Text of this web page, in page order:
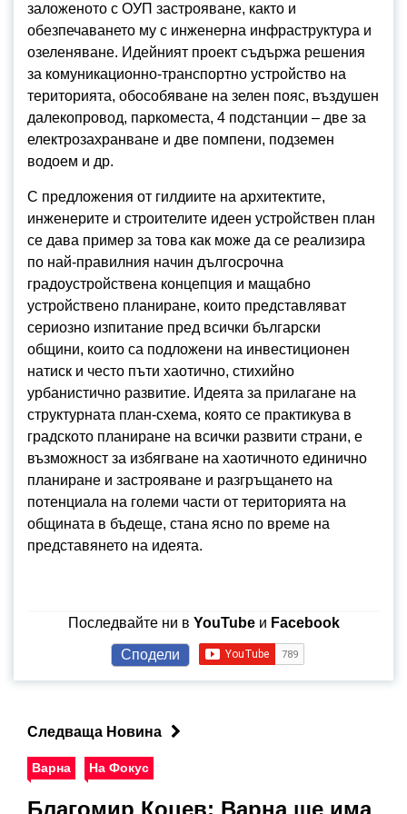
заложеното с ОУП застрояване, както и
обезпечаването му с инженерна инфраструктура и
озеленяване. Идейният проект съдържа решения
за комуникационно-транспортно устройство на
територията, обособяване на зелен пояс, въздушен
далекопровод, паркоместа, 4 подстанции – две за
електрозахранване и две помпени, подземен
водоем и др.
С предложения от гилдиите на архитектите,
инженерите и строителите идеен устройствен план
се дава пример за това как може да се реализира
по най-правилния начин дългосрочна
градоустройствена концепция и мащабно
устройствено планиране, които представляват
сериозно изпитание пред всички български
общини, които са подложени на инвестиционен
натиск и често пъти хаотично, стихийно
урбанистично развитие. Идеята за прилагане на
структурната план-схема, която се практикува в
градското планиране на всички развити страни, е
възможност за избягване на хаотичното единично
планиране и застрояване и разгръщането на
потенциала на големи части от територията на
общината в бъдеще, стана ясно по време на
представянето на идеята.
Последвайте ни в YouTubeи Facebook
Сподели
Следваща Новина
Варна На Фокус
Благомир Коцев: Варна ще има